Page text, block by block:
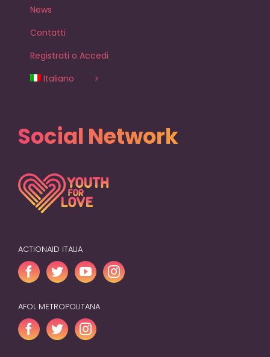
News
Contatti
Registrati o Accedi
Italiano
Social Network
ACTIONAID ITALIA
AFOL METROPOLITANA